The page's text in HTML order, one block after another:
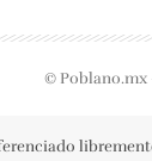
© Poblano.mx